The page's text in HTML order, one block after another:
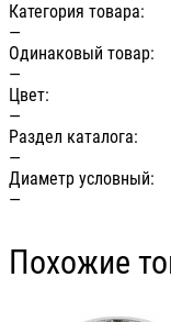
Категория товара:
—
Одинаковый товар:
—
Цвет:
—
Раздел каталога:
—
Диаметр условный:
—
Похожие